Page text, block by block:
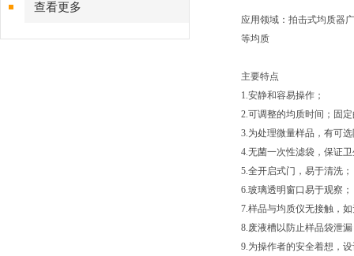
查看更多
应用领域：拍击式均质器
等均质
主要特点
1.安静和容易操作；
2.可调整的均质时间；固
3.为处理微量样品，有可
4.无菌一次性滤袋，保证
5.全开启式门，易于清洗；
6.玻璃透明窗口易于观察；
7.样品与均质仪无接触，
8.废液槽以防止样品袋泄
9.为操作者的安全着想，